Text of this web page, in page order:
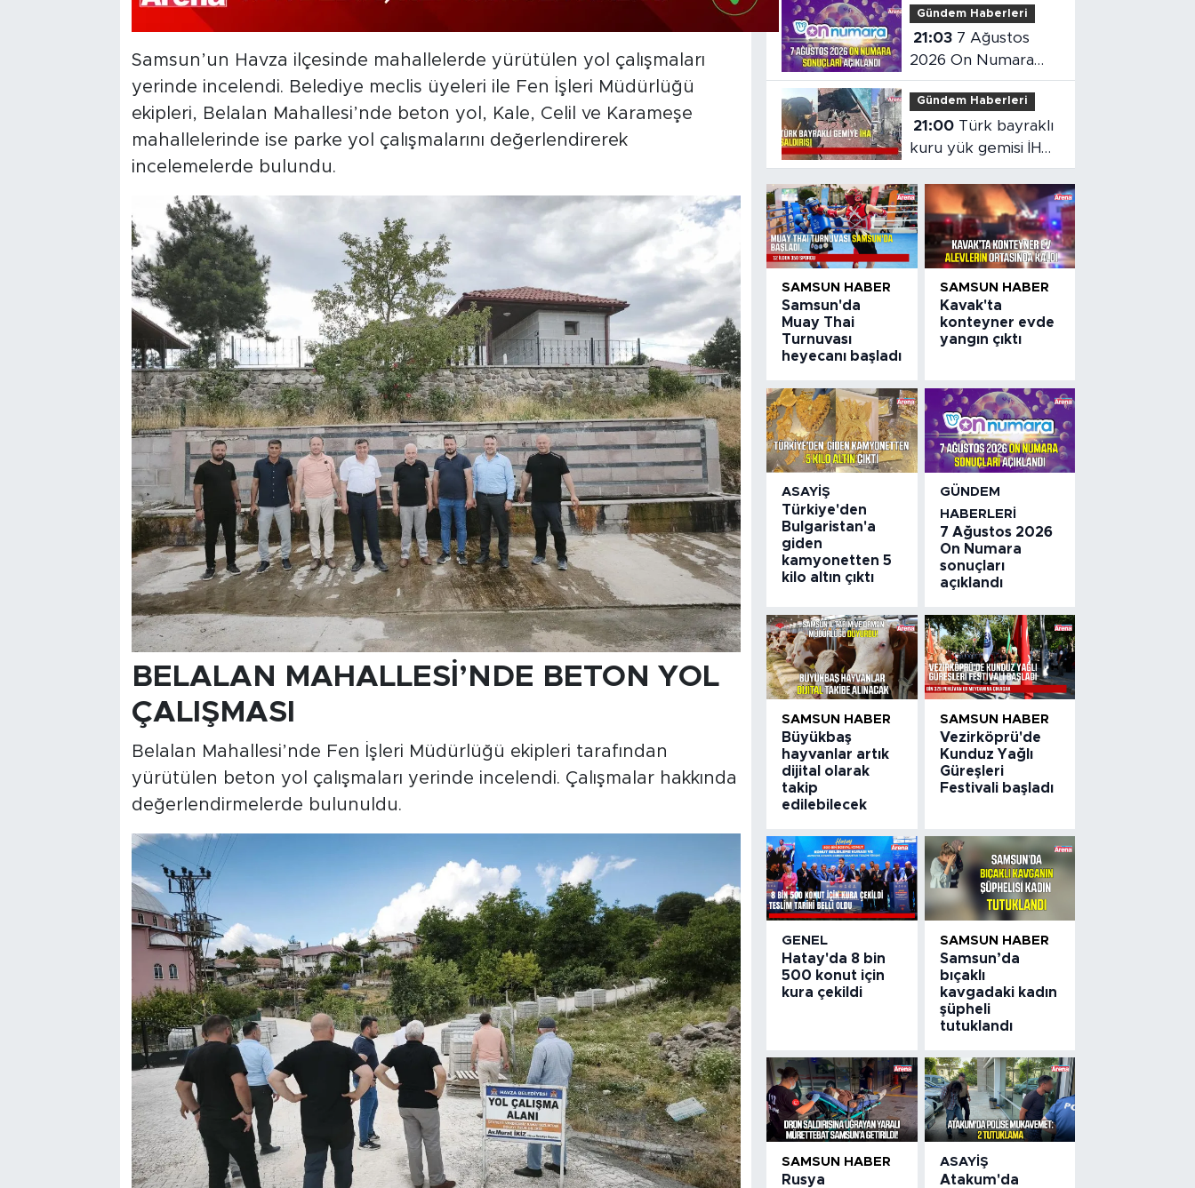
Samsun’un Havza ilçesinde mahallelerde yürütülen yol çalışmaları
yerinde incelendi. Belediye meclis üyeleri ile Fen İşleri Müdürlüğü
ekipleri, Belalan Mahallesi’nde beton yol, Kale, Celil ve Karameşe
mahallelerinde ise parke yol çalışmalarını değerlendirerek
incelemelerde bulundu.
BELALAN MAHALLESİ’NDE BETON YOL
ÇALIŞMASI
Belalan Mahallesi’nde Fen İşleri Müdürlüğü ekipleri tarafından
yürütülen beton yol çalışmaları yerinde incelendi. Çalışmalar hakkında
değerlendirmelerde bulunuldu.
altın çıktı
Gündem Haberleri
21:03
2026 On Numara
sonuçları açıklandı
Gündem Haberleri
21:00
kuru yük gemisi İHA
saldırısına uğradı
SAMSUN HABER
Samsun'da
Muay Thai
Turnuvası
heyecanı başladı
SAMSUN HABER
Kavak'ta
konteyner evde
yangın çıktı
ASAYIŞ
Türkiye'den
Bulgaristan'a
giden
kamyonetten 5
kilo altın çıktı
GÜNDEM
HABERLERI
7 Ağustos 2026
On Numara
sonuçları
açıklandı
SAMSUN HABER
Büyükbaş
hayvanlar artık
dijital olarak
takip
edilebilecek
SAMSUN HABER
Vezirköprü'de
Kunduz Yağlı
Güreşleri
Festivali başladı
GENEL
Hatay'da 8 bin
500 konut için
kura çekildi
SAMSUN HABER
Samsun’da
bıçaklı
kavgadaki kadın
şüpheli
tutuklandı
SAMSUN HABER
Rusya
ASAYIŞ
Atakum'da